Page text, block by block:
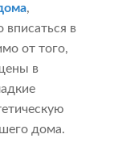
,
вписаться в
от того,
в
дома.